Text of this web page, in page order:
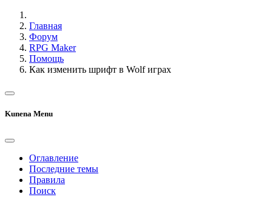
Главная
Форум
RPG Maker
Помощь
Как изменить шрифт в Wolf играх
Kunena Menu
Оглавление
Последние темы
Правила
Поиск